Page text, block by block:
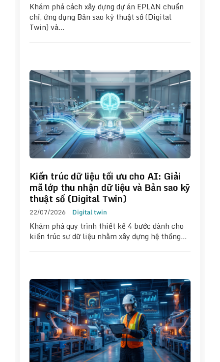
Khám phá cách xây dựng dự án EPLAN chuẩn
chỉ, ứng dụng Bản sao kỹ thuật số (Digital
Twin) và…
Kiến trúc dữ liệu tối ưu cho AI: Giải
mã lớp thu nhận dữ liệu và Bản sao kỹ
thuật số (Digital Twin)
22/07/2026 Digital twin
Khám phá quy trình thiết kế 4 bước dành cho
kiến trúc sư dữ liệu nhằm xây dựng hệ thống…